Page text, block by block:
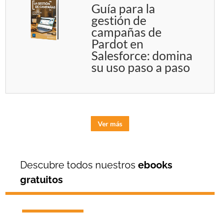
Guía para la
gestión de
campañas de
Pardot en
Salesforce: domina
su uso paso a paso
Ver más
Descubre todos nuestrosebooks
gratuitos